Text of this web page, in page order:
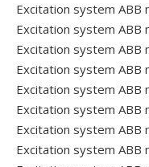
Excitation system ABB
Excitation system ABB
Excitation system ABB
Excitation system ABB
Excitation system ABB
Excitation system ABB
Excitation system ABB
Excitation system ABB